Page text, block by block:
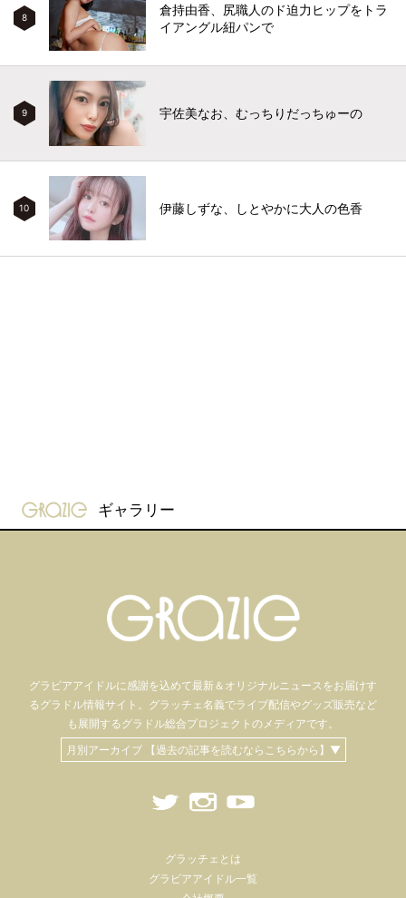
8
倉持由香、尻職人のド迫力ヒップをトラ
イアングル紐パンで
9 宇佐美なお、むっちりだっちゅーの
10 伊藤しずな、しとやかに大人の色香
gravure-grazie
ギャラリー
グラビアアイドルに感謝を込めて最新＆オリジナルニュースをお届けす
るグラドル情報サイト。 グラッチェ名義でライブ配信やグッズ販売など
も 展開するグラドル総合プロジェクトのメディアです。
月別アーカイブ 【過去の記事を読むならこちらから】▼
グラッチェとは
グラビアアイドル一覧